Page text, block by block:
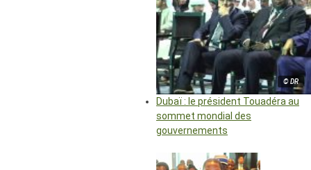
© DR
Dubaï : le président Touadéra au
sommet mondial des
gouvernements